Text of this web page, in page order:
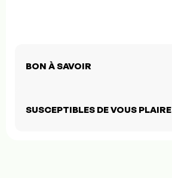
BON À SAVOIR
SUSCEPTIBLES DE VOUS PLAIRE